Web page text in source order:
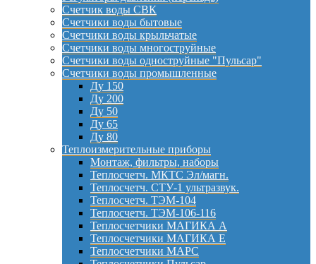
Счетчик воды СВК
Счетчики воды бытовые
Счетчики воды крыльчатые
Счетчики воды многоструйные
Счетчики воды одноструйные "Пульсар"
Счетчики воды промышленные
Ду 150
Ду 200
Ду 50
Ду 65
Ду 80
Теплоизмерительные приборы
Монтаж, фильтры, наборы
Теплосчетч. МКТС Эл/магн.
Теплосчетч. СТУ-1 ультразвук.
Теплосчетч. ТЭМ-104
Теплосчетч. ТЭМ-106-116
Теплосчетчики МАГИКА А
Теплосчетчики МАГИКА Е
Теплосчетчики МАРС